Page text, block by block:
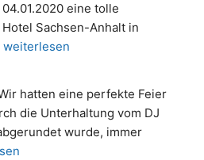
eine tolle
Sachsen-Anhalt in
weiterlesen
hatten eine perfekte Feier
die Unterhaltung vom DJ
wurde, immer